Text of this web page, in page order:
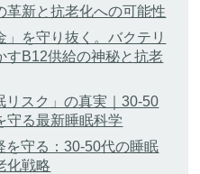
革新と抗老化への可能性
を守り抜く。バクテリ
すB12供給の神秘と抗老
リスク」の真実｜30-50
守る最新睡眠科学
を守る：30-50代の睡眠
化戦略